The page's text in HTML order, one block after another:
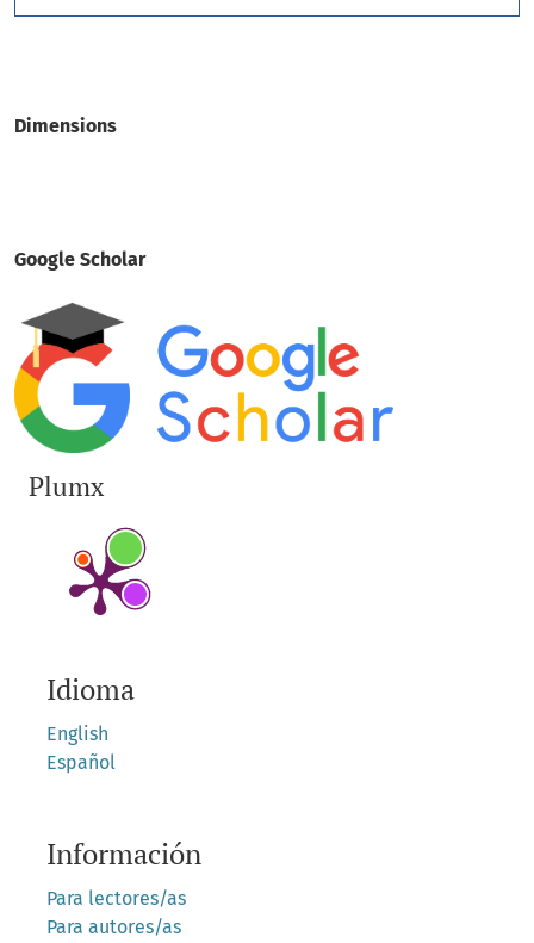
Dimensions
Google Scholar
Plumx
Idioma
English
Español
Información
Para lectores/as
Para autores/as